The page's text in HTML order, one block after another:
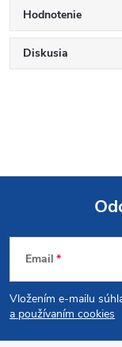
Hodnotenie
Diskusia
Z
á
p
Email
Vložením e-mailu
a používaním cookies